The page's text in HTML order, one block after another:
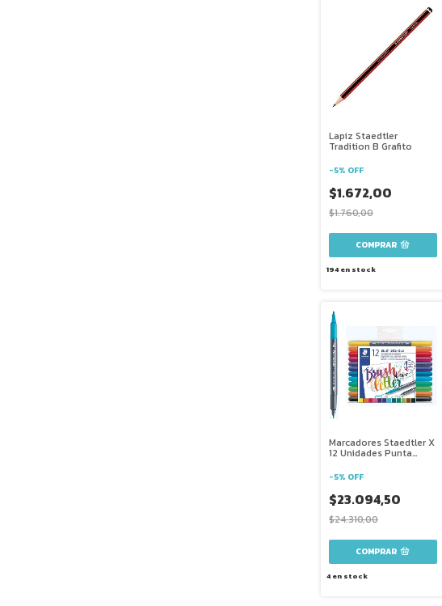
Lapiz Staedtler
Tradition B Grafito
-5% OFF
$1.672,00
$1.760,00
194en stock
Marcadores Staedtler X
12 Unidades Punta
-5% OFF
$23.094,50
$24.310,00
4en stock